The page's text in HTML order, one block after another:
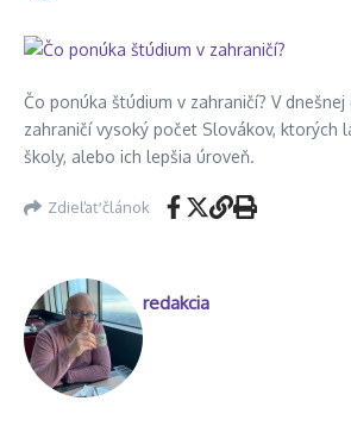
Čo ponúka štúdium v zahraničí? V
zahraničí vysoký počet Slovákov, ktorých
školy, alebo ich lepšia úroveň.
Zdieľať článok
redakcia